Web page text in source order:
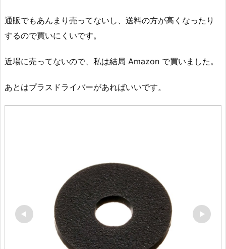
通販でもあんまり売ってないし、送料の方が高くなったり
するので買いにくいです。
近場に売ってないので、私は結局 Amazon で買いました。
あとはプラスドライバーがあればいいです。